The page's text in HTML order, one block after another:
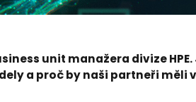
unit manažera divize
a proč by naši partneři měli